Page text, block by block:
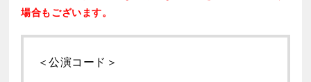
場合もございます。
＜公演コード＞